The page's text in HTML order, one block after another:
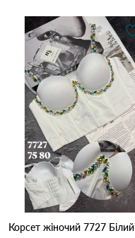
Корсет жіночий 7727 Білий